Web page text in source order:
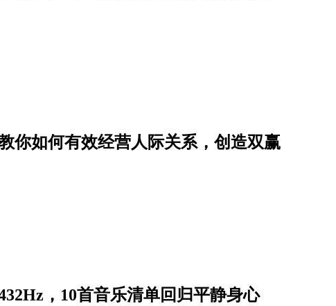
你如何有效经营人际关系，创造双赢
，10首音乐清单回归平静身心